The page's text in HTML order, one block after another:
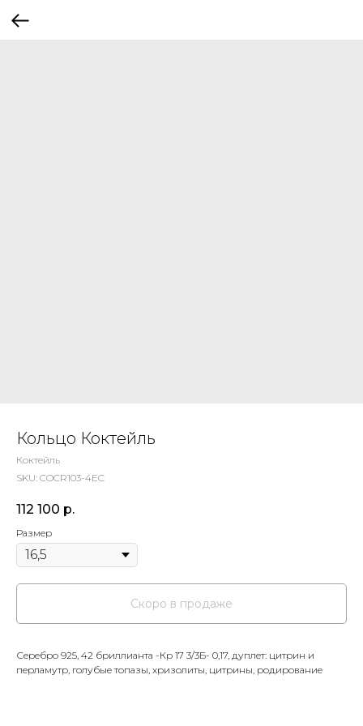
Кольцо Коктейль
Коктейль
SKU: COCR103-4EC
112 100 р.
Размер
Серебро 925, 42 бриллианта -Кр 17 3/3Б- 0,17, дуплет: цитрин и
перламутр, голубые топазы, хризолиты, цитрины, родирование